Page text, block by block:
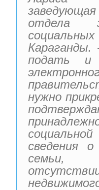
отдела
подать и
нужно
сведения о
семьи,